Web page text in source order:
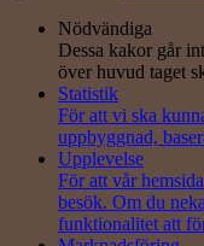
Nödvändiga
Dessa kakor går
över huvud taget
Statistik
För att vi ska
uppbyggnad,
Upplevelse
För att vår
besök. Om du
funktionalitet att